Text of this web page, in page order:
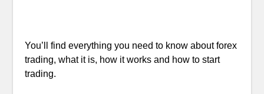
You’ll find everything you need to know about forex
trading, what it is, how it works and how to start
trading.